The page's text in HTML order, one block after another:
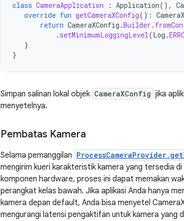
class CameraApplication : Application(),
override fun getCameraXConfig():
return CameraXConfig .Builder .
. setMinimumLoggingLevel(Log .
}
}
Simpan salinan lokal objek CameraXConfig jika
menyetelnya.
Pembatas Kamera
Selama pemanggilan
mengirim kueri karakteristik kamera yang tersedia
komponen hardware, proses ini dapat memakan
perangkat kelas bawah. Jika aplikasi Anda hanya
kamera depan default, Anda bisa menyetel
mengurangi latensi pengaktifan untuk kamera yang